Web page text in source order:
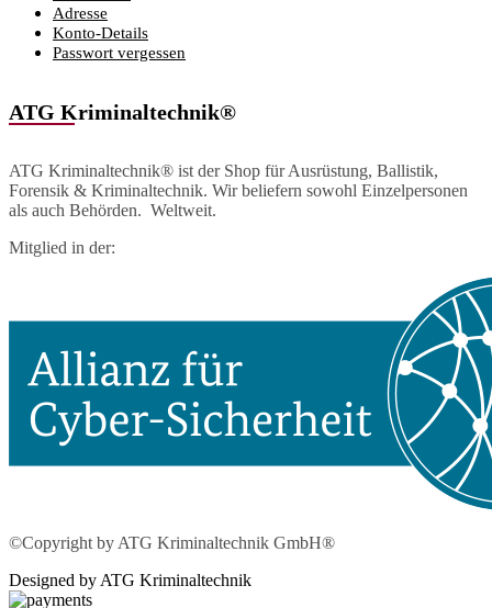
Adresse
Konto-Details
Passwort vergessen
ATG Kriminaltechnik®
ATG Kriminaltechnik® ist der Shop für Ausrüstung, Ballistik,
Forensik & Kriminaltechnik. Wir beliefern sowohl Einzelpersonen
als auch Behörden. Weltweit.
Mitglied in der:
©Copyright by ATG Kriminaltechnik GmbH®
Designed by ATG Kriminaltechnik